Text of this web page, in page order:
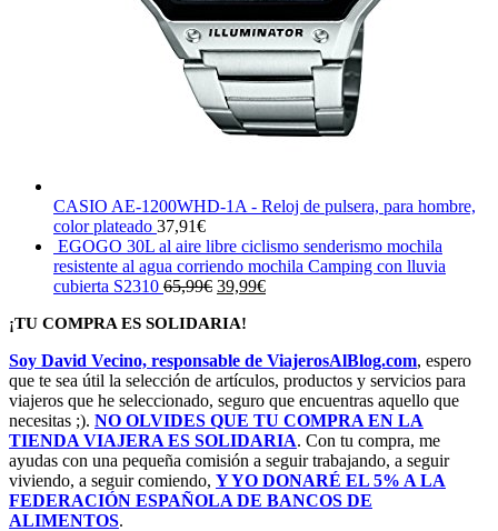
CASIO AE-1200WHD-1A - Reloj de pulsera, para hombre,
color plateado 37,91€
EGOGO 30L al aire libre ciclismo senderismo mochila
resistente al agua corriendo mochila Camping con lluvia
cubierta S2310 65,99€ El
original
65,99€.
39,99€El
39,99€.
¡TU COMPRA ES SOLIDARIA!
Soy David Vecino, responsable de ViajerosAlBlog.com, espero
que te sea útil la selección de artículos, productos y servicios para
viajeros que he seleccionado, seguro que encuentras aquello que
necesitas ;). NO OLVIDES QUE TU COMPRA EN LA
TIENDA VIAJERA ES SOLIDARIA. Con tu compra, me
ayudas con una pequeña comisión a seguir trabajando, a seguir
viviendo, a seguir comiendo, Y YO DONARÉ EL 5% A LA
FEDERACIÓN ESPAÑOLA DE BANCOS DE
ALIMENTOS.